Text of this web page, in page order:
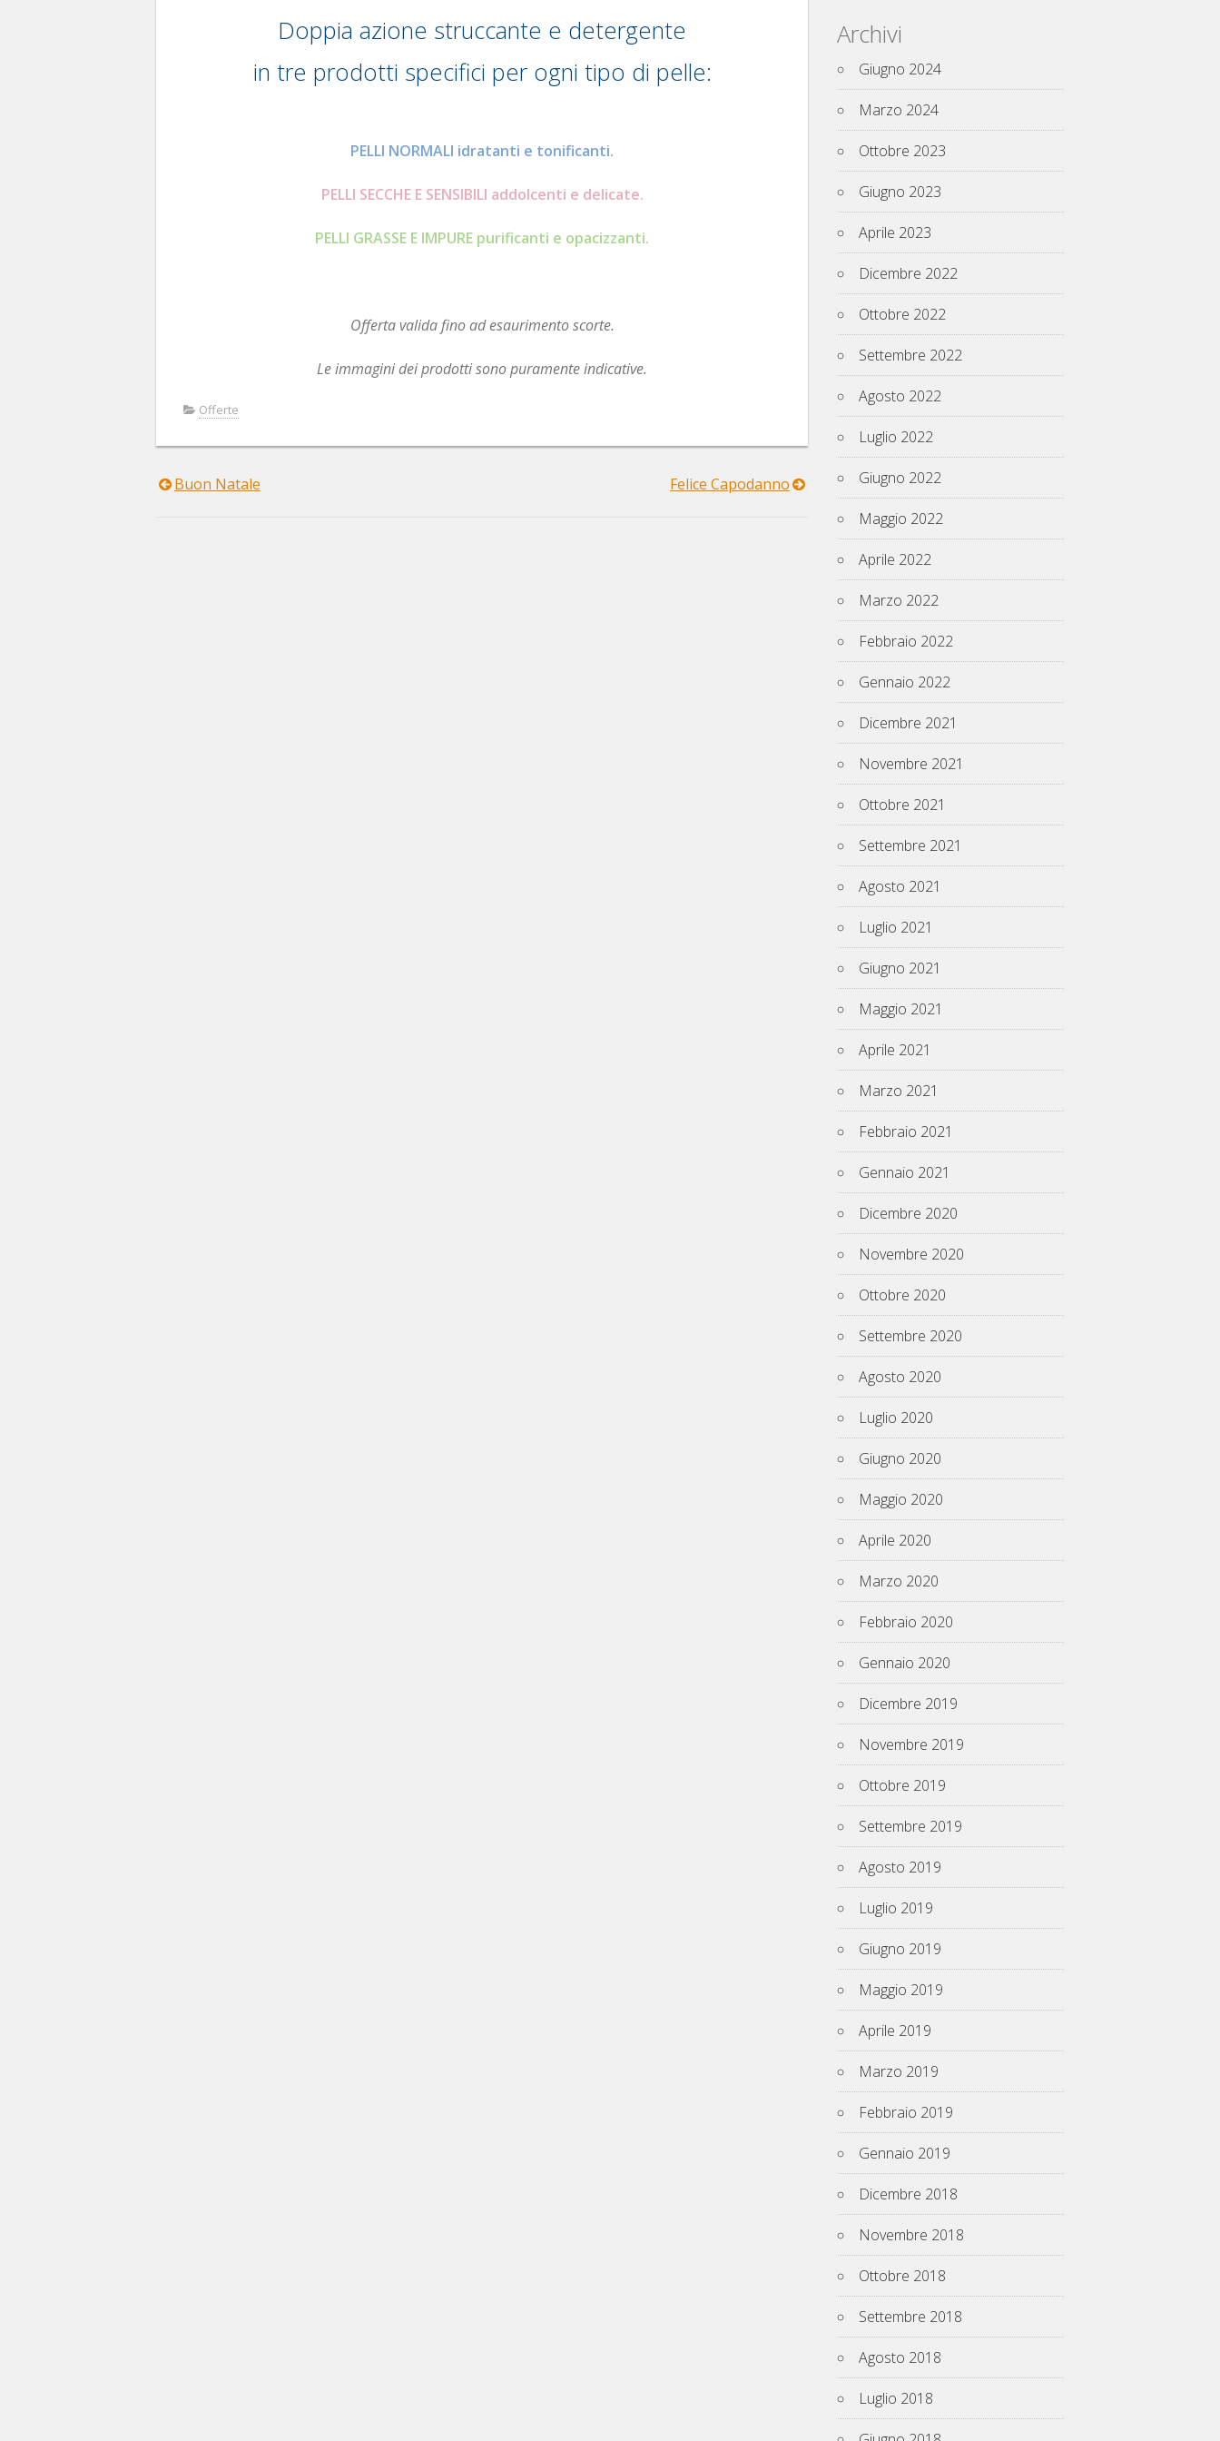
Doppia azione struccante e detergente
in tre prodotti specifici per ogni tipo di pelle:
PELLI NORMALI idratanti e tonificanti.
PELLI SECCHE E SENSIBILI addolcenti e delicate.
PELLI GRASSE E IMPURE purificanti e opacizzanti.
Offerta valida fino ad esaurimento scorte.
Le immagini dei prodotti sono puramente indicative.
Offerte
Navigazione
Buon Natale Felice Capodanno
Archivi
Giugno 2024
Marzo 2024
Ottobre 2023
Giugno 2023
Aprile 2023
Dicembre 2022
Ottobre 2022
Settembre 2022
Agosto 2022
Luglio 2022
Giugno 2022
Maggio 2022
Aprile 2022
Marzo 2022
Febbraio 2022
Gennaio 2022
Dicembre 2021
Novembre 2021
Ottobre 2021
Settembre 2021
Agosto 2021
Luglio 2021
Giugno 2021
Maggio 2021
Aprile 2021
Marzo 2021
Febbraio 2021
Gennaio 2021
Dicembre 2020
Novembre 2020
Ottobre 2020
Settembre 2020
Agosto 2020
Luglio 2020
Giugno 2020
Maggio 2020
Aprile 2020
Marzo 2020
Febbraio 2020
Gennaio 2020
Dicembre 2019
Novembre 2019
Ottobre 2019
Settembre 2019
Agosto 2019
Luglio 2019
Giugno 2019
Maggio 2019
Aprile 2019
Marzo 2019
Febbraio 2019
Gennaio 2019
Dicembre 2018
Novembre 2018
Ottobre 2018
Settembre 2018
Agosto 2018
Luglio 2018